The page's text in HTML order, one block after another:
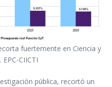
fuertemente en Ciencia y
CIICTI
pública, recortó un